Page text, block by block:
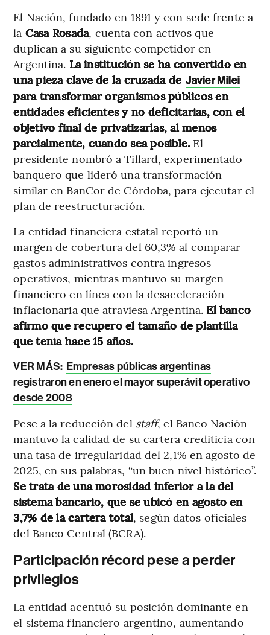
El Nación, fundado en 1891 y con sede frente a
la Casa Rosada, cuenta con activos que
duplican a su siguiente competidor en
Argentina. La institución se ha convertido en
una pieza clave de la cruzada de Javier Milei
para transformar organismos públicos en
entidades eficientes y no deficitarias, con el
objetivo final de privatizarlas, al menos
parcialmente, cuando sea posible. El
presidente nombró a Tillard, experimentado
banquero que lideró una transformación
similar en BanCor de Córdoba, para ejecutar el
plan de reestructuración.
La entidad financiera estatal reportó un
margen de cobertura del 60,3% al comparar
gastos administrativos contra ingresos
operativos, mientras mantuvo su margen
financiero en línea con la desaceleración
inflacionaria que atraviesa Argentina. El banco
afirmó que recuperó el tamaño de plantilla
que tenía hace 15 años.
VER MÁS: Empresas públicas argentinas
registraron en enero el mayor superávit operativo
desde 2008
Pese a la reducción del staff, el Banco Nación
mantuvo la calidad de su cartera crediticia con
una tasa de irregularidad del 2,1% en agosto de
2025, en sus palabras, “un buen nivel histórico”.
Se trata de una morosidad inferior a la del
sistema bancario, que se ubicó en agosto en
3,7% de la cartera total, según datos oficiales
del Banco Central (BCRA).
Participación récord pese a perder
privilegios
La entidad acentuó su posición dominante en
el sistema financiero argentino, aumentando